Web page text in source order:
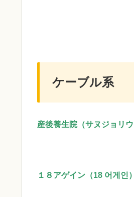
ケーブル系
産後養生院（サヌジョリ
１８アゲイン（18 어게인）